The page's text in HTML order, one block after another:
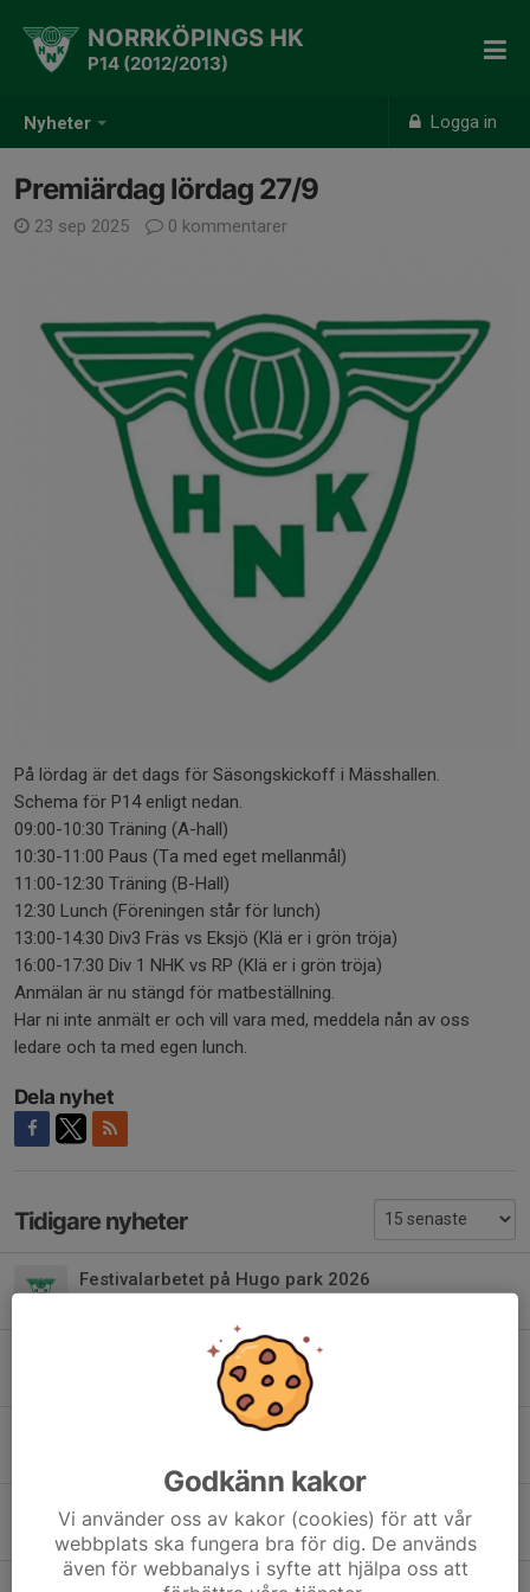
Nyheter Logga in
NORRKÖPINGS HK
P14 (2012/2013)
Premiärdag lördag 27/9
23 sep 2025 0 kommentarer
På lördag är det dags för Säsongskickoff i Mässhallen.
Schema för P14 enligt nedan.
09:00-10:30 Träning (A-hall)
10:30-11:00 Paus (Ta med eget mellanmål)
11:00-12:30 Träning (B-Hall)
12:30 Lunch (Föreningen står för lunch)
13:00-14:30 Div3 Fräs vs Eksjö (Klä er i grön tröja)
16:00-17:30 Div 1 NHK vs RP (Klä er i grön tröja)
Anmälan är nu stängd för matbeställning.
Har ni inte anmält er och vill vara med, meddela nån av oss
ledare och ta med egen lunch.
Dela nyhet
Tidigare nyheter
Festivalarbetet på Hugo park 2026
Planering kommande veckor
1
Match istället för träning
SUL för 2011 & 2012
10 mar, 13:45
Matcherna 28/2
Godkänn kakor
Vi använder oss av kakor (cookies) för att vår
webbplats ska fungera bra för dig. De används
även för webbanalys i syfte att hjälpa oss att